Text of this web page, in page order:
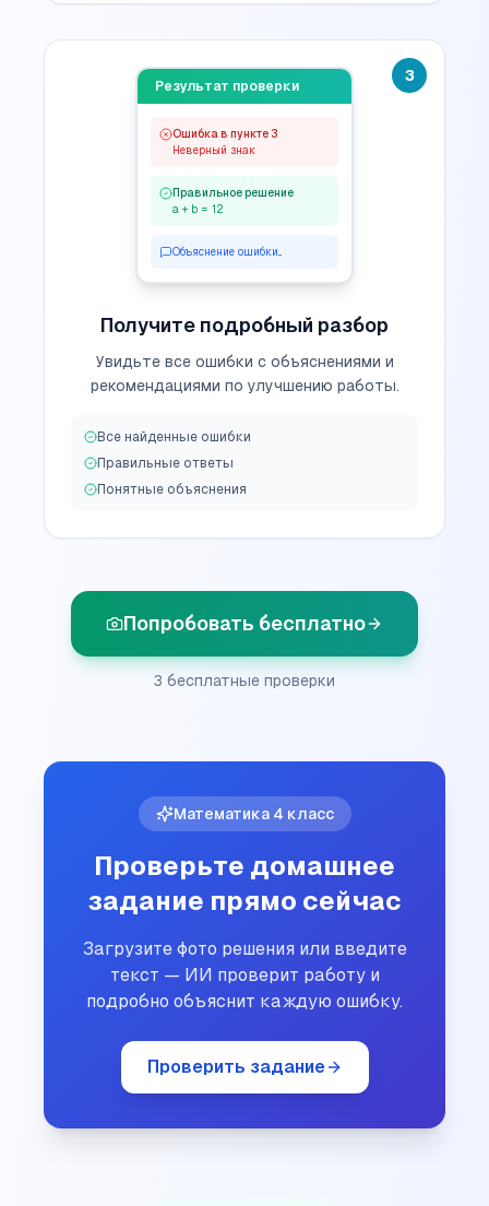
3
Результат проверки
Ошибка в пункте 3
Неверный знак
Правильное решение
a + b = 12
Объяснение ошибки...
Получите подробный разбор
Увидьте все ошибки с объяснениями и
рекомендациями по улучшению работы.
Все найденные ошибки
Правильные ответы
Понятные объяснения
Попробовать бесплатно
3 бесплатные проверки
Математика 4 класс
Проверьте домашнее
задание прямо сейчас
Загрузите фото решения или введите
текст — ИИ проверит работу и
подробно объяснит каждую ошибку.
Проверить задание